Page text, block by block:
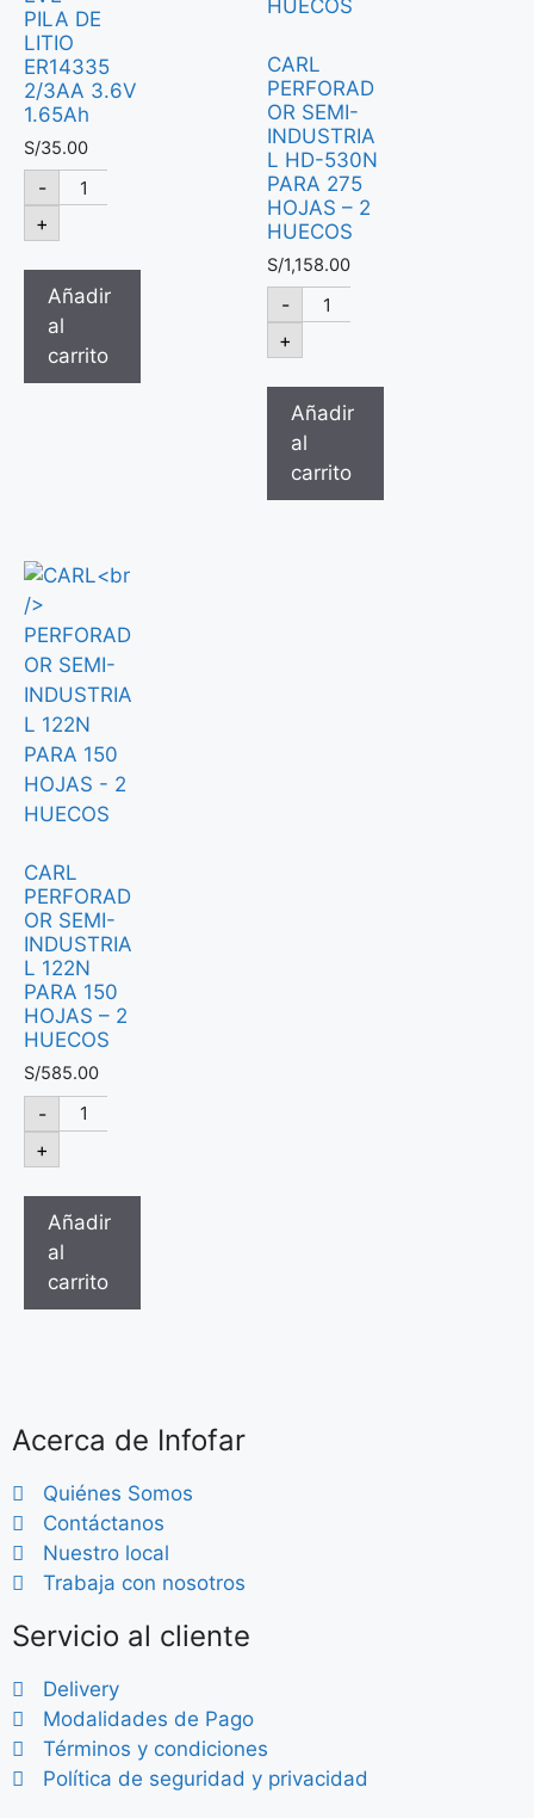
PILA DE
LITIO
ER14335
2/3AA 3.6V
1.65Ah
S/35.00
-
+
Añadir
al
carrito
CARL
PERFORAD
OR SEMI-
INDUSTRIA
L HD-530N
PARA 275
HOJAS – 2
HUECOS
S/1,158.00
-
+
Añadir
al
carrito
CARL
PERFORAD
OR SEMI-
INDUSTRIA
L 122N
PARA 150
HOJAS – 2
HUECOS
S/585.00
-
+
Añadir
al
carrito
Acerca de Infofar
Quiénes Somos
Contáctanos
Nuestro local
Trabaja con nosotros
Servicio al cliente
Delivery
Modalidades de Pago
Términos y condiciones
Política de seguridad y privacidad